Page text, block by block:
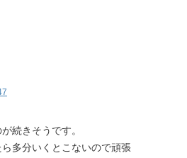
続きそうです。
多分いくとこないので頑張